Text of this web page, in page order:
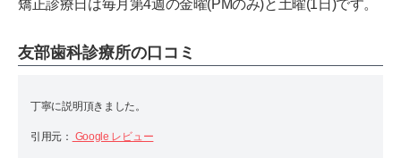
矯正診療日は毎月第4週の金曜(PMのみ)と土曜(1日)です。
友部歯科診療所の口コミ
丁寧に説明頂きました。
引用元： Google レビュー